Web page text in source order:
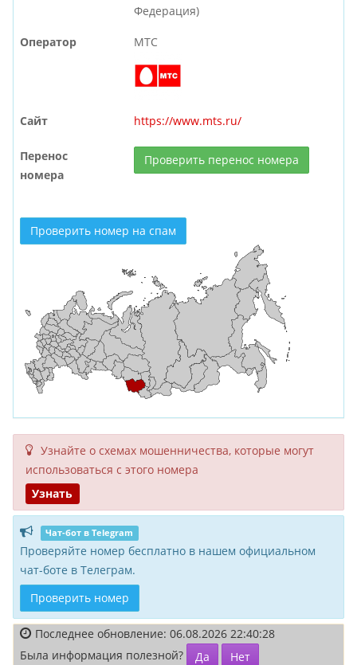
Федерация)
Оператор МТС
Сайт https://www.mts.ru/
Перенос
номера
Проверить перенос номера
Проверить номер на спам
Узнайте о схемах мошенни­чества, кото­рые могут
исполь­зоваться с этого номера
Узнать
Чат-бот в Telegram
Проверяйте номер бесплатно в нашем официальном
чат-боте в Телеграм.
Проверить номер
Последнее обновление: 06.08.2026 22:40:28
Была информация полезной?
Да Нет